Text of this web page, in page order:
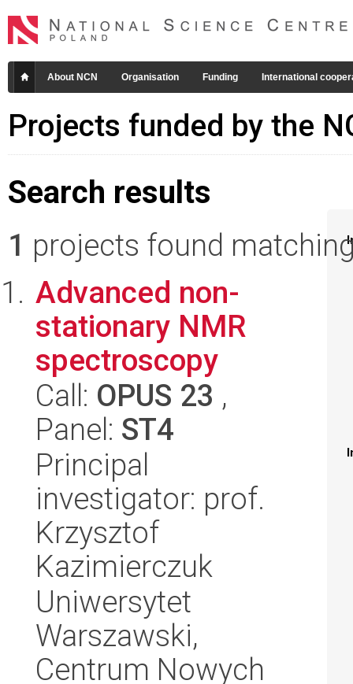
About NCN Organisation Funding International
Projects funded by the
Search results
1 projects found
Advanced non-
stationary NMR
spectroscopy
Call: OPUS 23 ,
Panel: ST4
Principal
investigator: prof.
Krzysztof
Kazimierczuk
Uniwersytet
Warszawski,
Centrum Nowych